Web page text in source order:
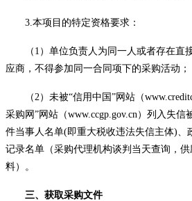
3.本项目的特定资格要求：
（ 1 ）单位负责人为同一人或者存在直
应商，不得参加同一合同项下的采购活动；
（ 2 ）未被“信用中国”网站（
采购网”网站（www.ccgp.gov.cn）列入失
件当事人名单(即重大税收违法失信主体)、
记录名单（采购代理机构谈判当天查询，
料）
。
三、获取采购文件